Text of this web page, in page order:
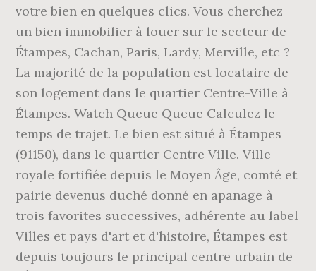
votre bien en quelques clics. Vous cherchez
un bien immobilier à louer sur le secteur de
Étampes, Cachan, Paris, Lardy, Merville, etc ?
La majorité de la population est locataire de
son logement dans le quartier Centre-Ville à
Étampes. Watch Queue Queue Calculez le
temps de trajet. Le bien est situé à Étampes
(91150), dans le quartier Centre Ville. Ville
royale fortifiée depuis le Moyen Âge, comté et
pairie devenus duché donné en apanage à
trois favorites successives, adhérente au label
Villes et pays d'art et d'histoire, Étampes est
depuis toujours le principal centre urbain de